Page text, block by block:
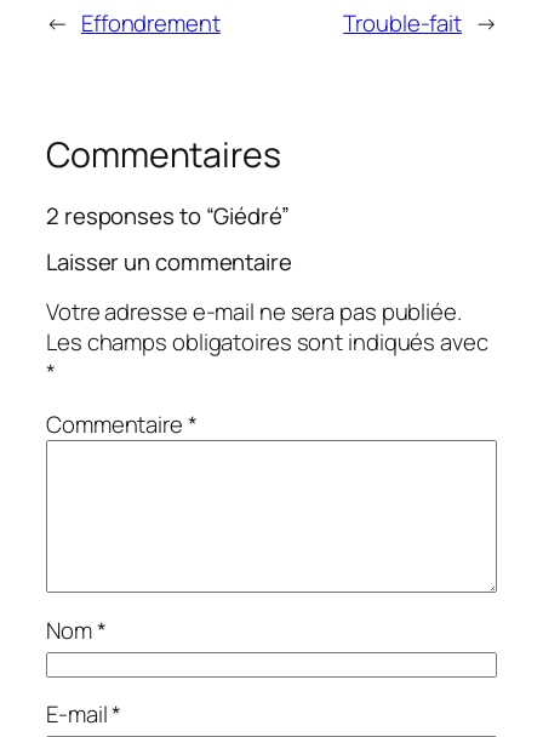
← Effondrement Trouble-fait →
Commentaires
2 responses to “Giédré”
Laisser un commentaire
Votre adresse e-mail ne sera pas publiée.
Les champs obligatoires sont indiqués avec
*
Commentaire*
Nom*
E-mail*